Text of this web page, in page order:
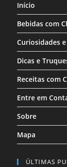
nova
Início
Bebidas com
Curiosidades
Dicas e
Receitas com
Entre em
Sobre
Mapa
ÚLTIMAS